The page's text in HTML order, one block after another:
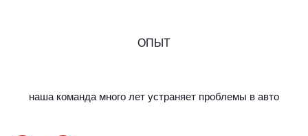
ОПЫТ
наша команда много лет устраняет проблемы в авто